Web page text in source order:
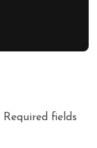
Required fields